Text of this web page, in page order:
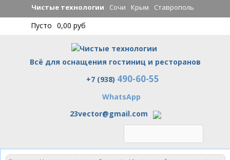
Перейти к
основному
содержанию
Чистые технологии Сочи Крым Ставрополь
Пусто 0,00 руб
Всё для оснащения гостиниц и ресторанов
Чистые технологии
+7 (938) 490-60-55
WhatsApp
23vector@gmail.com